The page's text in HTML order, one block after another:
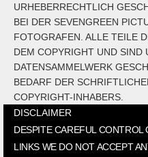
URHEBERRECHTLICH
BEI DER SEVENGREEN
FOTOGRAFEN. ALLE TEILE
DEM COPYRIGHT UND SIND
DATENSAMMELWERK
BEDARF DER
COPYRIGHT-INHABERS.
DISCLAIMER
DESPITE CAREFUL
LINKS WE DO NOT ACCEPT